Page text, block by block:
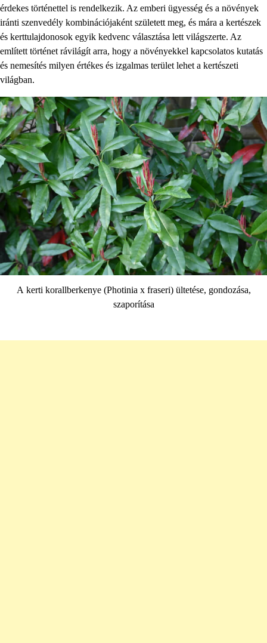
érdekes történettel is rendelkezik. Az emberi ügyesség és a növények
iránti szenvedély kombinációjaként született meg, és mára a kertészek
és kerttulajdonosok egyik kedvenc választása lett világszerte. Az
említett történet rávilágít arra, hogy a növényekkel kapcsolatos kutatás
és nemesítés milyen értékes és izgalmas terület lehet a kertészeti
világban.
A kerti korallberkenye (Photinia x fraseri) ültetése, gondozása,
szaporítása